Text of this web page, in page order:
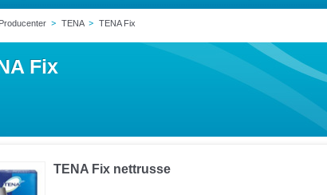
Producenter TENA TENA Fix
Fix
TENA Fix nettrusse